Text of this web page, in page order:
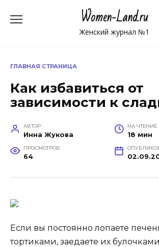
Women-Land.ru
Женский журнал №1
ГЛАВНАЯ СТРАНИЦА
Как избавиться от
зависимости к
АВТОР
Инна Жукова
НА ЧТЕНИЕ
18 мин
ПРОСМОТРОВ
64
Если вы постоянно лопаете
тортиками, заедаете их